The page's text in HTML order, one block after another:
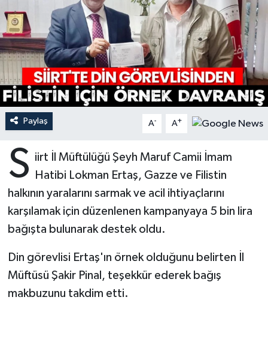
Paylaş A- A+
S iirt İl Müftülüğü Şeyh Maruf Camii İmam
Hatibi Lokman Ertaş, Gazze ve Filistin
halkının yaralarını sarmak ve acil ihtiyaçlarını
karşılamak için düzenlenen kampanyaya 5 bin lira
bağışta bulunarak destek oldu.
Din görevlisi Ertaş'ın örnek olduğunu belirten İl
Müftüsü Şakir Pinal, teşekkür ederek bağış
makbuzunu takdim etti.
Ardahan Müftülüğü
Artvin Müftülüğü
Aydın Müftülüğü
Balıkesir Müftülüğü
Batman Müftülüğü
Bayburt Müftülüğü
Bilecik Müftülüğü
Bingöl Müftülüğü
Bitlis Müftülüğü
Kudüs
Kurban
Mukabele
Peygamberimizin Hayatı
Sahabeler
Zekat
Hutbeler
DİYANET AKADEMİ
DİYANET GENÇLİK
DİYANET RADYO/TV
Dünya
Eğitim
Kültür-Sanat
Aile
Sağlık